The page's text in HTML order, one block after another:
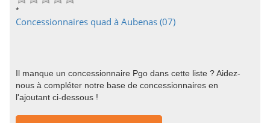
*
Concessionnaires quad à Aubenas (07)
Il manque un concessionnaire Pgo dans cette liste ? Aidez-
nous à compléter notre base de concessionnaires en
l'ajoutant ci-dessous !